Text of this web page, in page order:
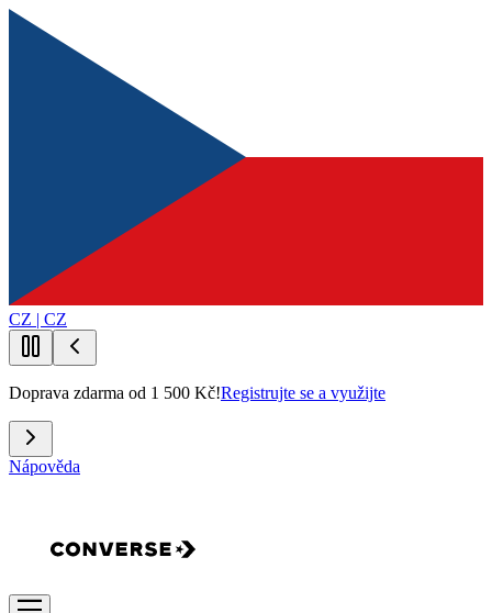
CZ | CZ
Doprava zdarma od 1 500 Kč!Registrujte se a využijte
Nápověda